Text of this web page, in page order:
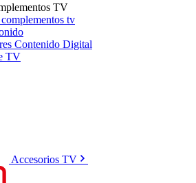
TV
tv
Contenido Digital
TV
Accesorios TV